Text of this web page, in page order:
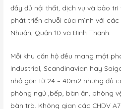
đầy đủ nội thất, dịch vụ và bảo
phát triển chuỗi của mình với các
Nhuận, Quận 10 và Bình Thạnh.
Mỗi khu căn hộ đều mang một
Industrial, Scandinavian hay
nhỏ gọn từ 24 – 40m2 nhưng đủ
phòng ngủ ,bếp, bàn ăn, phòng
bàn trà. Không gian các CHDV